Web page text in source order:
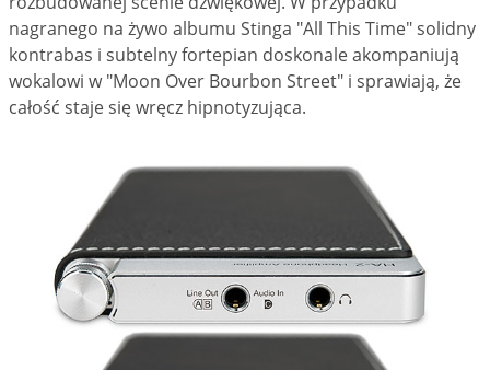
nagranego na żywo albumu Stinga "All This Time" solidny
kontrabas i subtelny fortepian doskonale akompaniują
wokalowi w "Moon Over Bourbon Street" i sprawiają, że
całość staje się wręcz hipnotyzująca.